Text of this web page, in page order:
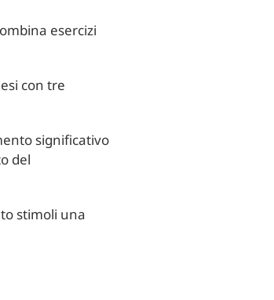
esercizi
con tre
significativo
del
stimoli una